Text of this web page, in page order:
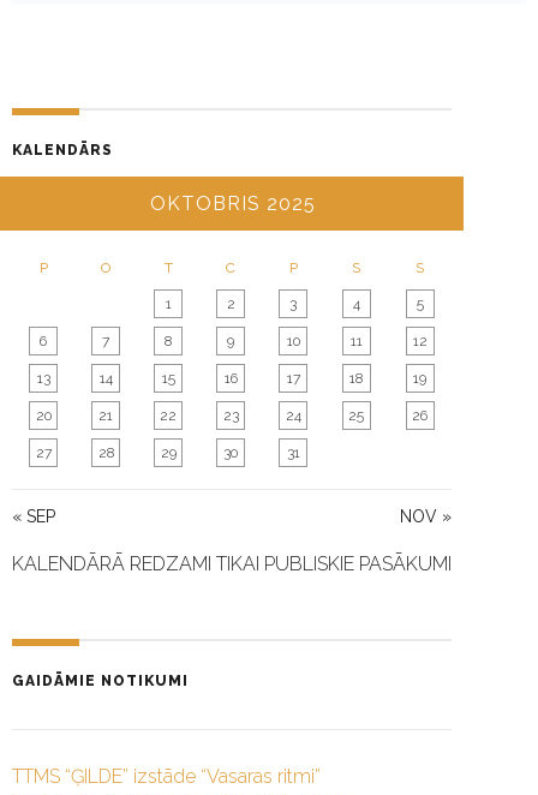
KALENDĀRS
OKTOBRIS 2025
P O T C P S S
« SEP NOV »
1 2 3 4 5
6 7 8 9 10 11 12
13 14 15 16 17 18 19
20 21 22 23 24 25 26
27 28 29 30 31
KALENDĀRĀ REDZAMI TIKAI PUBLISKIE PASĀKUMI
GAIDĀMIE NOTIKUMI
TTMS “ĢILDE” izstāde “Vasaras ritmi”